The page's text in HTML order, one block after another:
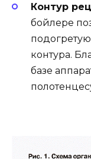
Контур
бойлере
контура.
базе